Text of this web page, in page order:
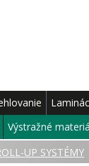
Výstražné
UP SYSTÉMY